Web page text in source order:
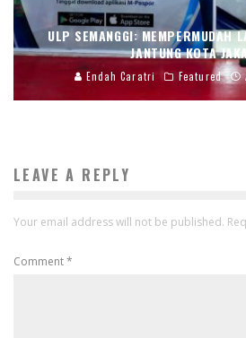
ULP SEMANGGI: MEMPERMUDAH
JANTUNG KOTA
Endah Caratri Featured
LEAVE A REPLY
Your email address will not be published.
Comment*